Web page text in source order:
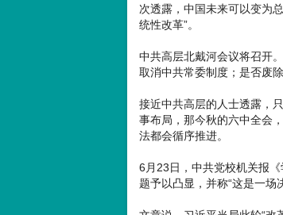
次透露，中国未来可以变为
统性改革”。
中共高层北戴河会议将召开
取消中共常委制度；是否废
接近中共高层的人士透露，
事布局，那今秋的六中全会
法都会循序推进。
6月23日，中共党校机关报
题予以凸显，并称“这是一场